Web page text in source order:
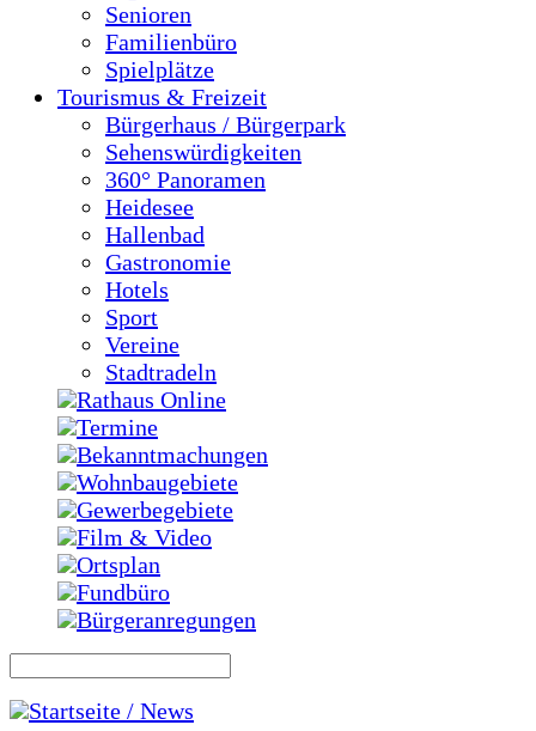
Senioren
Familienbüro
Spielplätze
Tourismus & Freizeit
Bürgerhaus / Bürgerpark
Sehenswürdigkeiten
360° Panoramen
Heidesee
Hallenbad
Gastronomie
Hotels
Sport
Vereine
Stadtradeln
Rathaus Online
Termine
Bekanntmachungen
Wohnbaugebiete
Gewerbegebiete
Film & Video
Ortsplan
Fundbüro
Bürgeranregungen
Startseite / News